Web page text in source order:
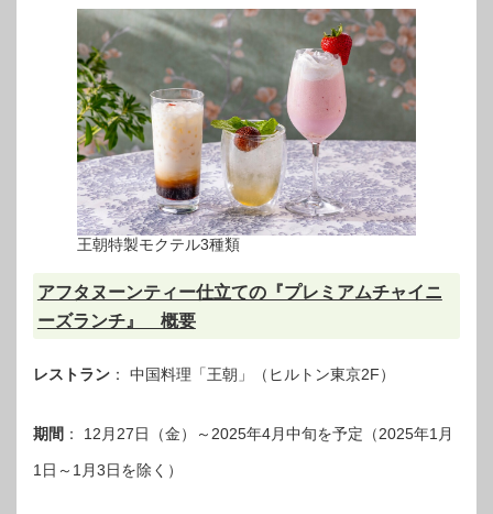
王朝特製モクテル3種類
アフタヌーンティー仕立ての『プレミアムチャイニ
ーズランチ』 概要
レストラン ： 中国料理「王朝」（ヒルトン東京2F）
期間 ： 12月27日（金）～2025年4月中旬を予定（2025年1月
1日～1月3日を除く）